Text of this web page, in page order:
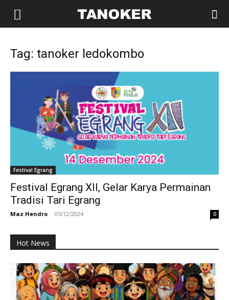
Tag: tanoker ledokombo
Festival Egrang
Festival Egrang XII, Gelar Karya Permainan
Tradisi Tari Egrang
Maz Hendro - 05/12/2024 0
Hot News